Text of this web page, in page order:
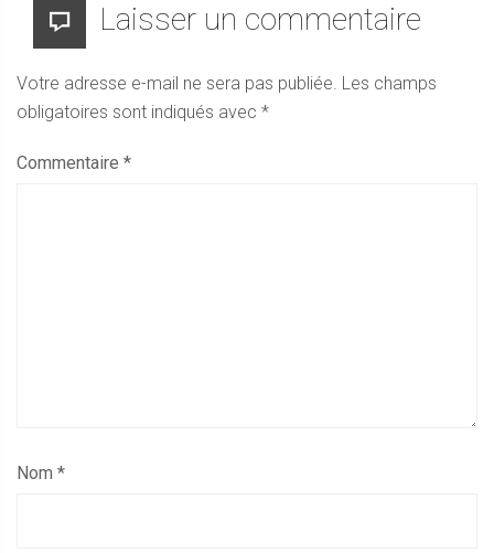
Laisser un commentaire
Votre adresse e-mail ne sera pas publiée. Les champs
obligatoires sont indiqués avec *
Commentaire *
Nom *